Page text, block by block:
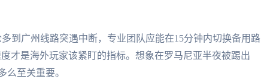
到广州线路突遇中断，专业团队应能在15分钟内切换备用路
才是海外玩家该紧盯的指标。想象在罗马尼亚半夜被踢出
么至关重要。